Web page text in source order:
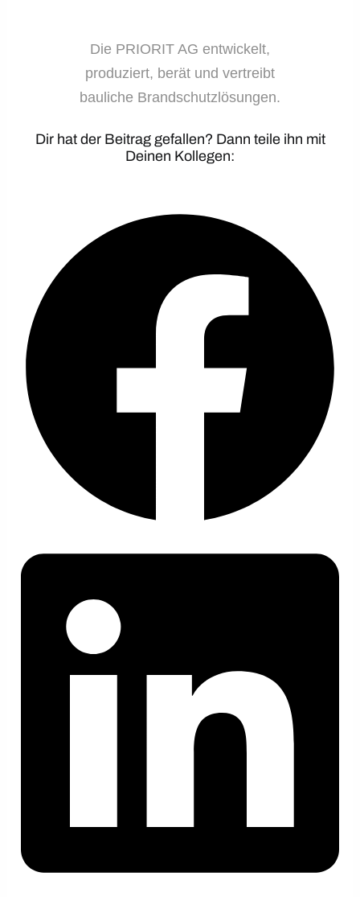
Die PRIORIT AG entwickelt,
produziert, berät und vertreibt
bauliche Brandschutzlösungen.
Dir hat der Beitrag gefallen? Dann teile ihn mit
Deinen Kollegen: